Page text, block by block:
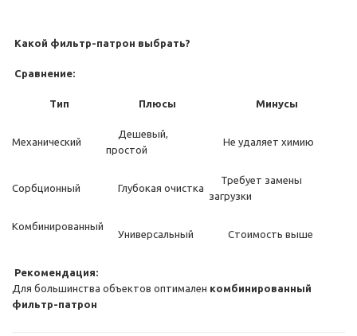
Какой фильтр-патрон выбрать?
Сравнение:
Тип Плюсы Минусы
Механический
Дешевый,
простой
Не удаляет химию
Сорбционный Глубокая очистка
Требует замены
загрузки
Комбинированный
Универсальный Стоимость выше
Рекомендация:
Для большинства объектов оптимален комбинированный
фильтр-патрон